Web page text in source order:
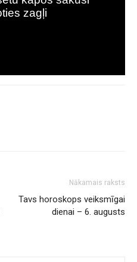
Nākamais raksts
Tavs horoskops veiksmīgai
dienai – 6. augusts